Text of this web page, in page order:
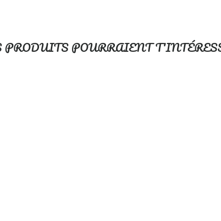
PRODUITS POURRAIENT